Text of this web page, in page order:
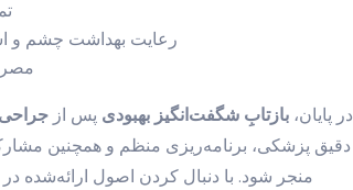
رعایت بهداشت چشم و
در پایان، بازتابِ شگفت‌انگیز بهبودی پس از
دقیق پزشکی، برنامه‌ریزی منظم و همچنین
منجر شود. با دنبال کردن اصول ارائه‌شده در